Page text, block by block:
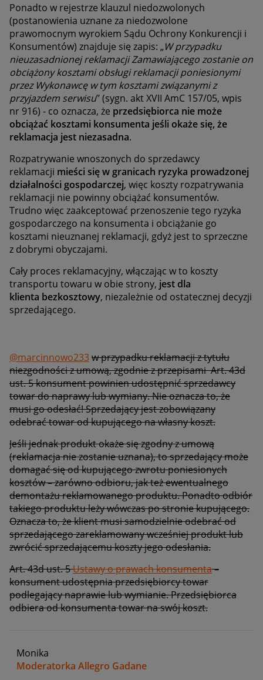
Ponadto w rejestrze klauzul niedozwolonych
(postanowienia uznane za niedozwolone
prawomocnym wyrokiem Sądu Ochrony Konkurencji i
Konsumentów) znajduje się zapis: „W przypadku
nieuzasadnionej reklamacji Zamawiającego zostanie on
obciążony kosztami obsługi reklamacji poniesionymi
przez Wykonawcę w tym kosztami związanymi z
przyjazdem serwisu’’ (sygn. akt XVII AmC 157/05, wpis
nr 916) - co oznacza, że przedsiębiorca nie może
obciążać kosztami konsumenta jeśli okaże się, że
reklamacja jest niezasadna.
Rozpatrywanie wnoszonych do sprzedawcy
reklamacji mieści się w granicach ryzyka prowadzonej
działalności gospodarczej, więc koszty rozpatrywania
reklamacji nie powinny obciążać konsumentów.
Trudno więc zaakceptować przenoszenie tego ryzyka
gospodarczego na konsumenta i obciążanie go
kosztami nieuznanej reklamacji, gdyż jest to sprzeczne
z dobrymi obyczajami.
Cały proces reklamacyjny, włączając w to koszty
transportu towaru w obie strony, jest dla
klienta bezkosztowy, niezależnie od ostatecznej decyzji
sprzedającego.
@marcinnowo233w przypadku reklamacji z tytułu
niezgodności z umową, zgodnie z przepisami Art. 43d
ust. 5 konsument powinien udostępnić sprzedawcy
towar do naprawy lub wymiany. Nie oznacza to, że
musi go odesłać! Sprzedający jest zobowiązany
odebrać towar od kupującego na własny koszt.
Jeśli jednak produkt okaże się zgodny z umową
(reklamacja nie zostanie uznana), to sprzedający może
domagać się od kupującego zwrotu poniesionych
kosztów – zarówno odbioru, jak też ewentualnego
demontażu reklamowanego produktu. Ponadto odbiór
takiego produktu leży wówczas po stronie kupującego.
Oznacza to, że klient musi samodzielnie odebrać od
sprzedającego zareklamowany wcześniej produkt lub
zwrócić sprzedającemu koszty jego odesłania.
Art. 43d ust. 5Ustawy o prawach konsumenta–
konsument udostępnia przedsiębiorcy towar
podlegający naprawie lub wymianie. Przedsiębiorca
odbiera od konsumenta towar na swój koszt.
Monika
Moderatorka Allegro Gadane